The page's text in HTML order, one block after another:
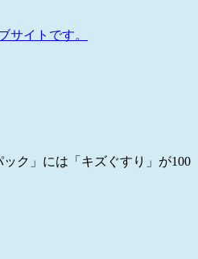
サイトです。
ク」には「キズぐすり」が100